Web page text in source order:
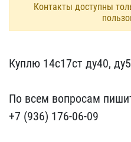
Контакты доступны
Куплю 14с17ст ду40,
По всем вопроса​м
+7 (936) 176-06-09